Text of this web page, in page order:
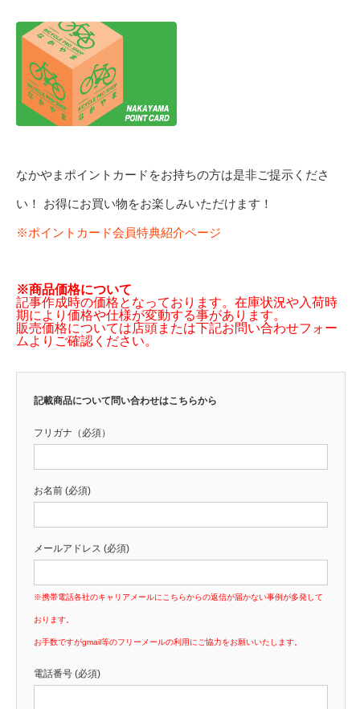
なかやまポイントカードをお持ちの方は是非ご提示くださ
い！ お得にお買い物をお楽しみいただけます！
※ポイントカード会員特典紹介ページ
※商品価格について
記事作成時の価格となっております。在庫状況や入荷時
期により価格や仕様が変動する事があります。
販売価格については店頭または下記お問い合わせフォー
ムよりご確認ください。
記載商品について問い合わせはこちらから
フリガナ（必須）
お名前 (必須)
メールアドレス (必須)
※携帯電話各社のキャリアメールにこちらからの返信が届かない事例が多発して
おります。
お手数ですがgmail等のフリーメールの利用にご協力をお願いいたします。
電話番号 (必須)